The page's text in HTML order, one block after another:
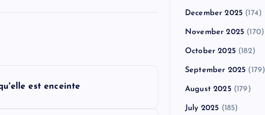
est enceinte
December 2025 (174)
November 2025 (170)
October 2025(182)
September 2025 (179)
August 2025(179)
July 2025 (185)